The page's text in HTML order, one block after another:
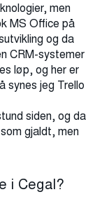
men
MS Office på
og da
CRM-systemer
løp, og her er
synes jeg Trello
siden, og da
gjaldt, men
i Cegal?